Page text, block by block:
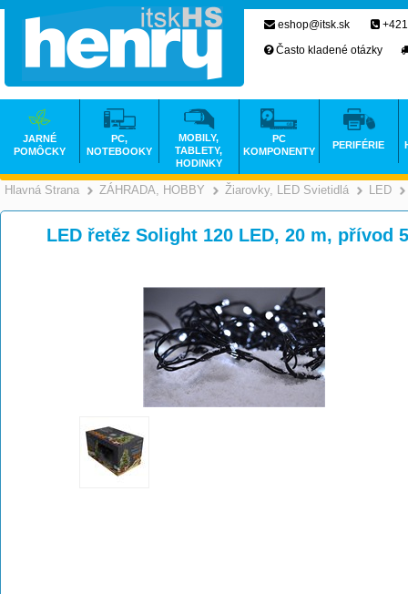
Hlavná Strana >
ZÁHRADA, HOBBY >
Žiarovky, LED Svietidlá LED
LED řetěz Solight 120 LED, 20 m, přívod
eshop@itsk.sk
Často kladené otázky
JARNÉ
POMÔCKY
PC,
NOTEBOOKY
MOBILY,
TABLETY,
HODINKY
PC
KOMPONENTY
PERIFÉRIE